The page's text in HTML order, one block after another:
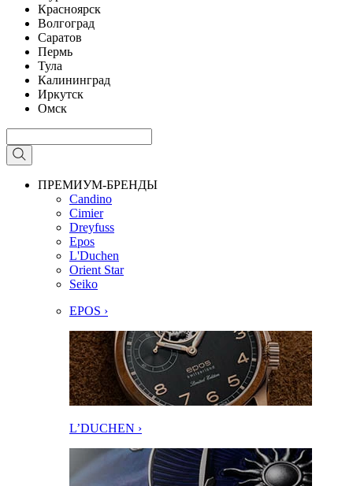
Красноярск
Волгоград
Саратов
Пермь
Тула
Калининград
Иркутск
Омск
ПРЕМИУМ-БРЕНДЫ
Candino
Cimier
Dreyfuss
Epos
L'Duchen
Orient Star
Seiko
EPOS ›
L’DUCHEN ›